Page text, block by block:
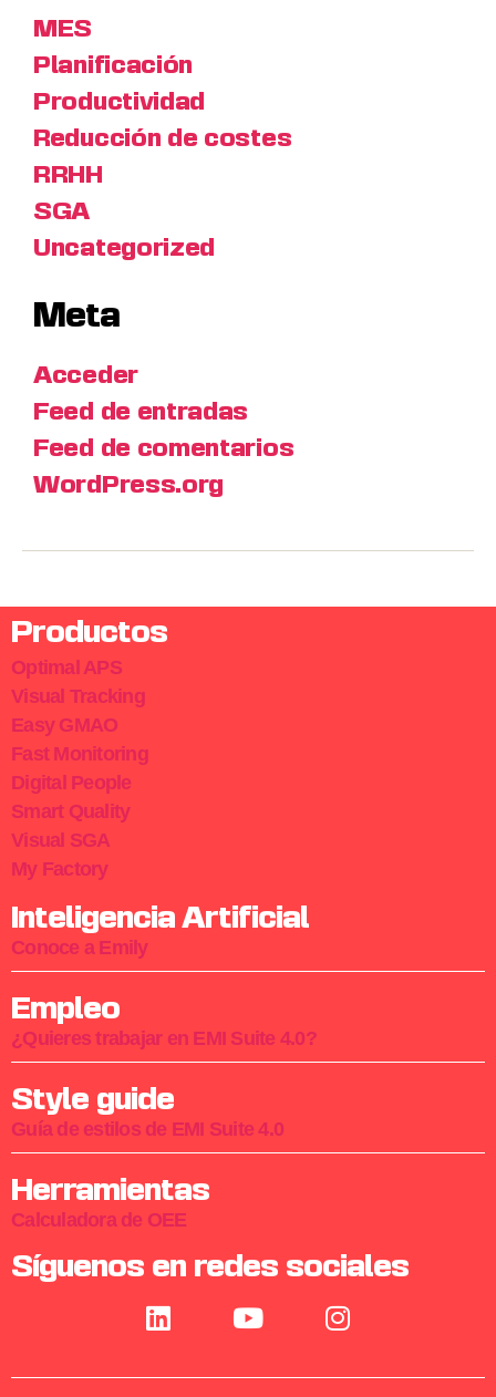
MES
Planificación
Productividad
Reducción de costes
RRHH
SGA
Uncategorized
Meta
Acceder
Feed de entradas
Feed de comentarios
WordPress.org
Productos
Optimal APS
Visual Tracking
Easy GMAO
Fast Monitoring
Digital People
Smart Quality
Visual SGA
My Factory
Inteligencia Artificial
Conoce a Emily
Empleo
¿Quieres trabajar en EMI Suite 4.0?
Style guide
Guía de estilos de EMI Suite 4.0
Herramientas
Calculadora de OEE
Síguenos en redes sociales